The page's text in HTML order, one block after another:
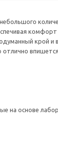
крой и
на основе